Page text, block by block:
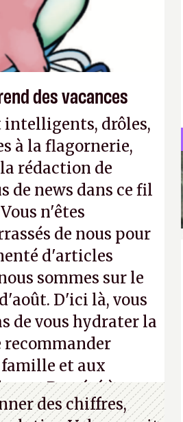
des vacances
intelligents, drôles,
à la flagornerie,
rédaction de
de news dans ce fil
n'êtes
de nous pour
d'articles
sommes sur le
D'ici là, vous
de vous hydrater la
recommander
famille et aux
rue. Bon été à tous
des chiffres,